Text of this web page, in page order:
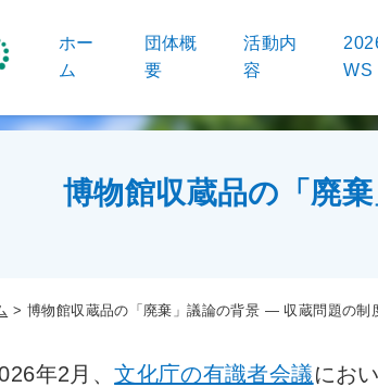
ホー
ム
団体概
要
活動内
容
WS
博物館収蔵品の「廃
博物館収蔵品の「廃棄」議論の背景 ― 収蔵問題の制
年2月、文化庁の有識者会議にお